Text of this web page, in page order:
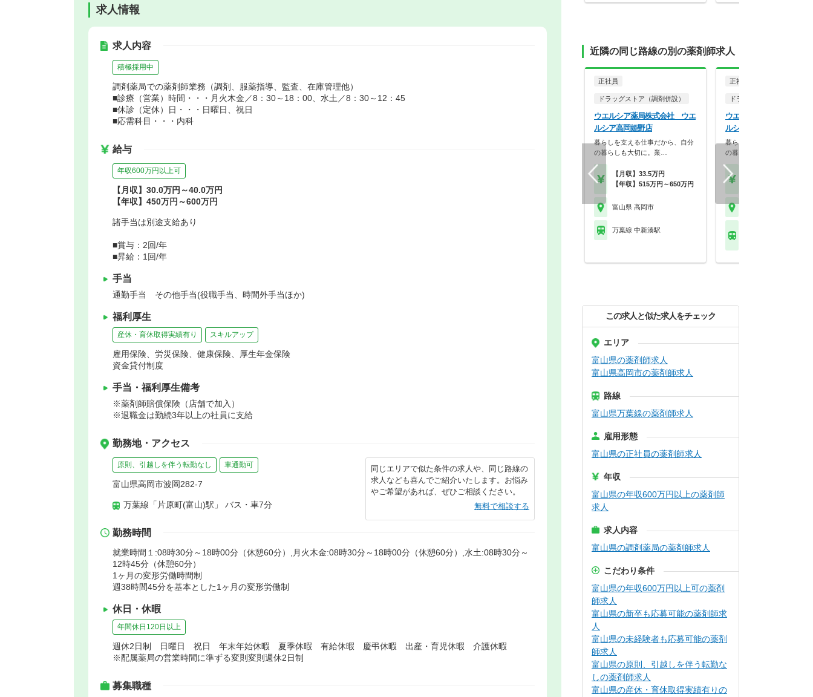
求人情報
求人内容
積極採用中
調剤薬局での薬剤師業務（調剤、服薬指導、監査、在庫管理他）
■診療（営業）時間・・・月火木金／8：30～18：00、水土／8：30～12：45
■休診（定休）日・・・日曜日、祝日
■応需科目・・・内科
給与
年収600万円以上可
【月収】30.0万円～40.0万円
【年収】450万円～600万円
諸手当は別途支給あり
■賞与：2回/年
■昇給：1回/年
手当
通勤手当 その他手当(役職手当、時間外手当ほか)
福利厚生
産休・育休取得実績有り スキルアップ
雇用保険、労災保険、健康保険、厚生年金保険
資金貸付制度
手当・福利厚生備考
※薬剤師賠償保険（店舗で加入）
※退職金は勤続3年以上の社員に支給
勤務地・アクセス
原則、引越しを伴う転勤なし 車通勤可
富山県高岡市波岡282-7
万葉線「片原町(富山)駅」 バス・車7分
同じエリアで似た条件の求人や、同じ路線の
求人なども喜んでご紹介いたします。お悩み
やご希望があれば、ぜひご相談ください。
無料で相談する
勤務時間
就業時間１:08時30分～18時00分（休憩60分）,月火木金:08時30分～18時00分（休憩60分）,水土:08時30分～
12時45分（休憩60分）
1ヶ月の変形労働時間制
週38時間45分を基本とした1ヶ月の変形労働制
休日・休暇
年間休日120日以上
週休2日制 日曜日 祝日 年末年始休暇 夏季休暇 有給休暇 慶弔休暇 出産・育児休暇 介護休暇
※配属薬局の営業時間に準ずる変則変則週休2日制
募集職種
近隣の同じ路線の別の薬剤師求人
正社員
ドラッグストア（調剤併設）
ウエルシア薬局株式会社 ウエ
ルシア高岡姫野店
暮らしを支える仕事だから、自分
の暮らしも大切に。業…
【月収】33.5万円
【年収】515万円～650万円
富山県 高岡市
万葉線 中新湊駅
正社員
ドラッグストア（調剤併設
ウエルシア薬局株式会社
ルシア高岡四屋店
暮らしを支える仕事だから、
の暮らしも大切に。業…
この求人と似た求人をチェック
エリア
富山県の薬剤師求人
富山県高岡市の薬剤師求人
路線
富山県万葉線の薬剤師求人
雇用形態
富山県の正社員の薬剤師求人
年収
富山県の年収600万円以上の薬剤師
求人
求人内容
富山県の調剤薬局の薬剤師求人
こだわり条件
富山県の年収600万円以上可の薬剤
師求人
富山県の新卒も応募可能の薬剤師求
人
富山県の未経験者も応募可能の薬剤
師求人
富山県の原則、引越しを伴う転勤な
しの薬剤師求人
富山県の産休・育休取得実績有りの